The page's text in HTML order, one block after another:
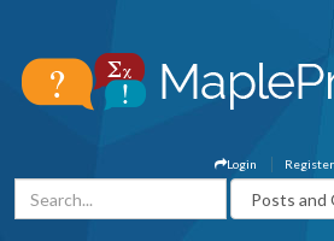
Register
Login